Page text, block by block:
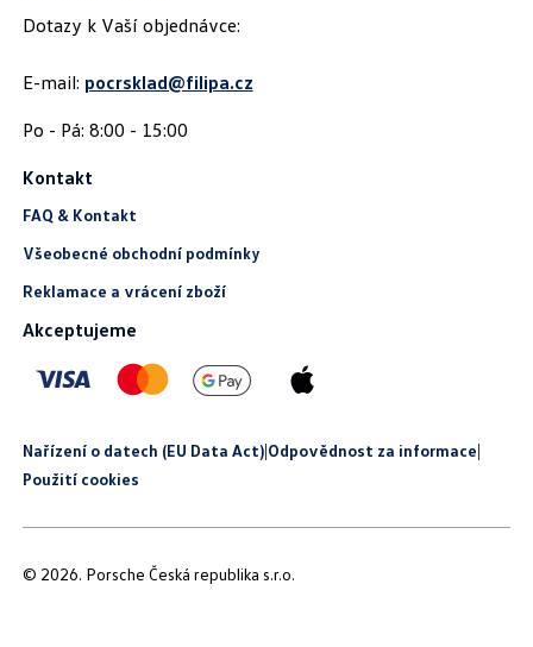
Dotazy k Vaší objednávce:
E-mail: pocrsklad@filipa.cz
Kontakt
FAQ & Kontakt
Všeobecné obchodní podmínky
Reklamace a vrácení zboží
Akceptujeme
Nařízení o datech (EU Data Act)|Odpovědnost za informace|
Použití cookies
© 2026. Porsche Česká republika s.r.o.